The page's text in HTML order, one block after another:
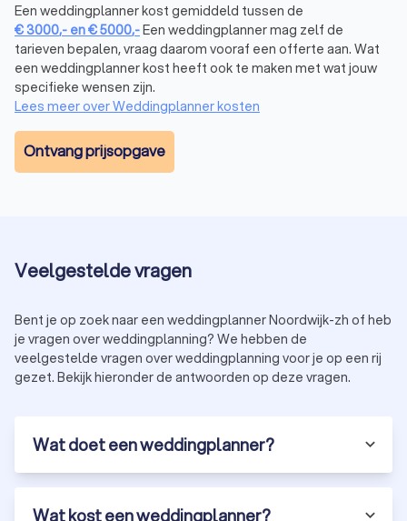
van de bloemendecoratie tot de muziekselectie van de DJ. Bij
Trustoo vergelijk je naast weddingplanners in Noordwijk (ZH)
ook de volgende diensten:
Trouwfotograaf
Een beeld zegt meer dan duizend woorden, en op jouw
trouwdag wil je elk bijzonder moment vastleggen. Vertrouw
op onze deskundigetrouwfotografen
Cateraar
Catering is een essentieel onderdeel van elke bruiloft.
gerechten serveert, passend bij jouw smaak en stijl.
Dj en Entertainment
het bruidspaar als de gasten onvergetelijk wordt.
Videograaf
Een weddingplanner kost gemiddeld tussen de
€3000,- en€5000,-Een weddingplanner mag zelf de
tarieven bepalen, vraag daarom vooraf een offerte aan. Wat
een weddingplanner kost heeft ook te maken met wat jouw
specifieke wensen zijn.
Lees meer over Weddingplanner kosten
Ontvang prijsopgave
Veelgestelde vragen
Bent je op zoek naar een weddingplanner Noordwijk-zh of heb
je vragen over weddingplanning? We hebben de
veelgestelde vragen over weddingplanning voor je op een rij
gezet. Bekijk hieronder de antwoorden op deze vragen.
Wat doet een weddingplanner?
Wat kost een weddingplanner?